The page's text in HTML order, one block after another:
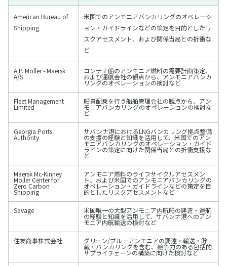
American Bureau of
Shipping
米国でのアンモニアバンカリングのオペレーシ
ョン・ガイドラインなどの策定を目的としたリ
スクアセスメント、および関係当局との折衝な
ど
A.P. Moller - Maersk
A/S
コンテナ船のアンモニア燃料の需要計画策定、
および運航会社の観点から、アンモニアバンカ
リングのオペレーションの検討など
Fleet Management
Limited
船員配乗を行う船舶管理会社の観点から、アン
モニアバンカリングのオペレーションの検討な
ど
Georgia Ports
Authority
サバンナ港におけるLNGバンカリング拠点整備
の支援の経験と知識を活用して、米国でのアン
モニアバンカリングのオペレーション・ガイド
ラインの策定に向けた関係当局との折衝支援な
ど
Maersk Mc-Kinney
Moller Center for
Zero Carbon
Shipping
アンモニア燃料のライフサイクルアセスメン
ト、および米国でのアンモニアバンカリングの
オペレーション・ガイドラインなどの策定を目
的としたリスクアセスメントなど
Savage 米国唯一の大型アンモニア内航船の建造・運航
の経験と知識を活用して、サバンナ港へのアン
モニア内航輸送の検討など
住友商事株式会社 グリーン/ブルーアンモニアの調達・輸送・貯
蔵・バンカリングを含む、競争力のある包括的
サプライチェーンの構築に向けた検討など